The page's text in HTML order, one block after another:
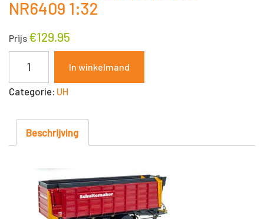
NR6409 1:32
Prijs €129.95
840
aantal
In winkelmand
Categorie: UH
Beschrijving